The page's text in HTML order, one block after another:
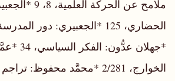
ملامح عن الحركة
*جهلان
الخوارج، 2/281 *محمَّد محفوظ: